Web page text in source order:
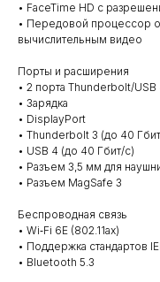
• FaceTime HD с
• Передовой процессор
вычислительным видео
Порты и расширения
• 2 порта Thunderbolt/
• Зарядка
• DisplayPort
• Thunderbolt 3 (до 40
• USB 4 (до 40 Гбит/с)
• Разъем 3,5 мм для
• Разъем MagSafe 3
Беспроводная связь
• Wi‑Fi 6E (802.11ax)
• Поддержка стандартов
• Bluetooth 5.3